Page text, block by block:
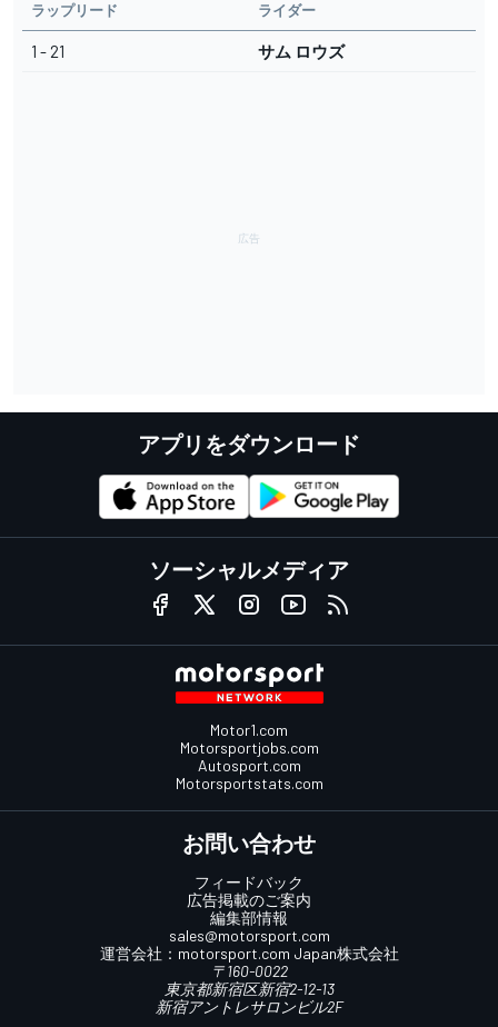
ラップリード ライダー
1 - 21 サム ロウズ
アプリをダウンロード
ソーシャルメディア
Motor1.com
Motorsportjobs.com
Autosport.com
Motorsportstats.com
お問い合わせ
フィードバック
広告掲載のご案内
編集部情報
sales@motorsport.com
運営会社： motorsport.com Japan株式会社
〒160-0022
東京都新宿区新宿2-12-13
新宿アントレサロンビル2F